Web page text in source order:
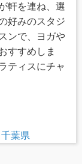
軒を連ね、選
好みのスタジ
ンで、ヨガや
すすめしま
ティスにチャ
千葉県